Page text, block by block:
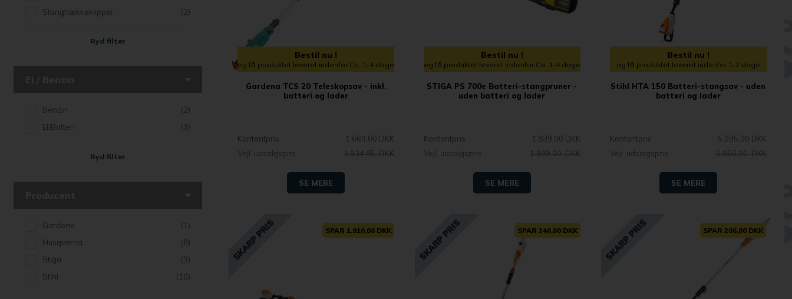
Stanghækkeklipper
(2)
Ryd filter
Benzin
(2)
El/Batteri
(3)
Ryd filter
Gardena
(1)
Husqvarna
(8)
Stiga
(3)
Stihl
(10)
Bestil nu !
og få produktet leveret indenfor Ca. 1-4 dage
Gardena TCS 20 Teleskopsav - inkl.
batteri og lader
Kontantpris
1.669,00 DKK
Vejl. udsalgspris
1.934,95 DKK
SE MERE
Bestil nu !
og få produktet leveret indenfor Ca. 1-4 dage
STIGA PS 700e Batteri-stangpruner -
uden batteri og lader
Kontantpris
1.839,00 DKK
Vejl. udsalgspris
1.999,00 DKK
SE MERE
Bestil nu !
og få produktet leveret indenfor 1-2 dage
Stihl HTA 150 Batteri-stangsav - uden
batteri og lader
Kontantpris
5.095,00 DKK
Vejl. udsalgspris
5.950,00 DKK
SE MERE
SPAR 1.910,00 DKK SPAR 246,00 DKK SPAR 206,00 DKK